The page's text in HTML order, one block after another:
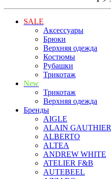
SALE
Аксессуары
Брюки
Верхняя одежда
Костюмы
Рубашки
Трикотаж
New
Трикотаж
Верхняя одежда
Бренды
AIGLE
ALAIN GAUTHIER
ALBERTO
ALTEA
ANDREW WHITE
ATELIER F&B
AUTEBEEL